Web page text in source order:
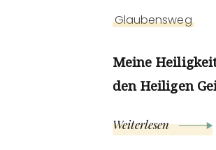
Glaubensweg
Meine
den Heiligen
Weiterlesen